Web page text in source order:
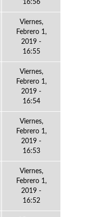
16:56
Viernes,
Febrero 1,
2019 -
16:55
Viernes,
Febrero 1,
2019 -
16:54
Viernes,
Febrero 1,
2019 -
16:53
Viernes,
Febrero 1,
2019 -
16:52